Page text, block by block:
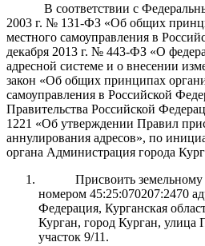
В соответствии с
2003 г. № 131-ФЗ «Об общих
местного самоуправления в
декабря 2013 г. № 443-ФЗ «О
адресной системе и о внесении
закон «Об общих принципах
самоуправления в Российской
Правительства Российской
1221 «Об утверждении Правил
аннулирования адресов», по
органа Администрация города
Присвоить
номером 45:25:070207:2470
Федерация, Курганская
Курган, город Курган,
участок 9/11.